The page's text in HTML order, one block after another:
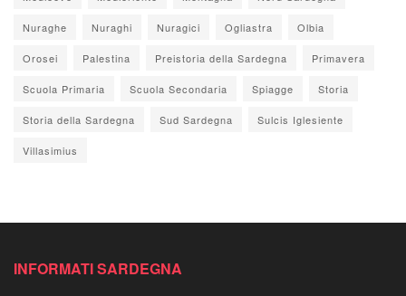
Nuraghe Nuraghi Nuragici Ogliastra Olbia
Orosei Palestina Preistoria della Sardegna Primavera
Scuola Primaria Scuola Secondaria Spiagge Storia
Storia della Sardegna Sud Sardegna Sulcis Iglesiente
Villasimius
INFORMATI SARDEGNA